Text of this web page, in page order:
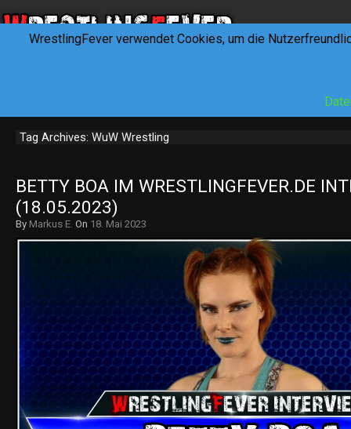
Tag Archives: WuW Wrestling
BETTY BOA IM WRESTLINGFEVER.DE
(18.05.2023)
By Markus E. On 18. Mai 2023
WrestlingFever verwendet Cookies, um die